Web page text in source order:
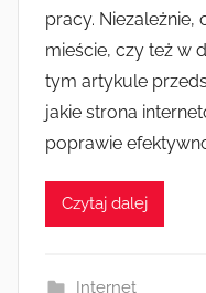
pracy. Niezależnie,
mieście, czy też w
tym artykule
jakie strona
poprawie
Czytaj dalej
Internet